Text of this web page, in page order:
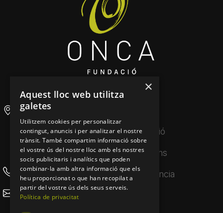
Auditori Nacional
d'Andorra
AD300 Ordino
Principat d’Andorra
(+376) 684 436
info@onca.ad
La Fundació
Produccions
Transparència
×
Aquest lloc web utilitza
galetes
Utilitzem cookies per personalitzar
contingut, anuncis i per analitzar el nostre
trànsit. També compartim informació sobre
el vostre ús del nostre lloc amb els nostres
socis publicitaris i analítics que poden
combinar-la amb altra informació que els
heu proporcionat o que han recopilat a
partir del vostre ús dels seus serveis.
Política de privacitat